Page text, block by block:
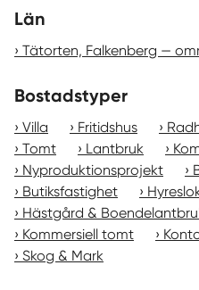
Län
Tätorten, Falkenberg —
Bostadstyper
Villa Fritidshus
Tomt
Lantbruk
Nyproduktionsprojekt
Butiksfastighet
Hästgård &
Kommersiell tomt
Skog & Mark